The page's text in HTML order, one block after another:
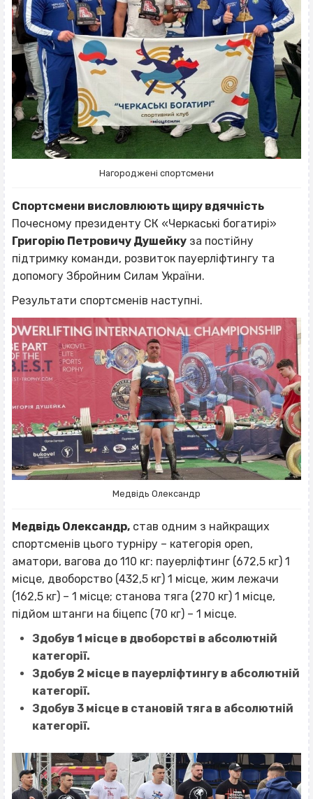
Нагороджені спортсмени
Спортсмени висловлюють щиру вдячність
Почесному президенту СК «Черкаські богатирі»
Григорію Петровичу Душейку за постійну
підтримку команди, розвиток пауерліфтингу та
допомогу Збройним Силам України.
Результати спортсменів наступні.
Медвідь Олександр
Медвідь Олександр, став одним з найкращих
спортсменів цього турніру – категорія open,
аматори, вагова до 110 кг: пауерліфтинг (672,5 кг) 1
місце, двоборство (432,5 кг) 1 місце, жим лежачи
(162,5 кг) – 1 місце; станова тяга (270 кг) 1 місце,
підйом штанги на біцепс (70 кг) – 1 місце.
Здобув 1 місце в двоборстві в абсолютній
категорії.
Здобув 2 місце в пауерліфтингу в абсолютній
категорії.
Здобув 3 місце в становій тяга в абсолютній
категорії.